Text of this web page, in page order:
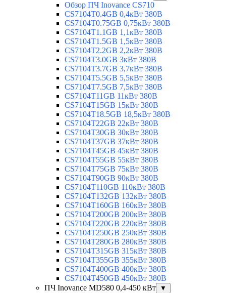
Обзор ПЧ Inovance CS710
CS7104T0.4GB 0,4кВт 380В
CS7104T0.75GB 0,75кВт 380В
CS7104T1.1GB 1,1кВт 380В
CS7104T1.5GB 1,5кВт 380В
CS7104T2.2GB 2,2кВт 380В
CS7104T3.0GB 3кВт 380В
CS7104T3.7GB 3,7кВт 380В
CS7104T5.5GB 5,5кВт 380В
CS7104T7.5GB 7,5кВт 380В
CS7104T11GB 11кВт 380В
CS7104T15GB 15кВт 380В
CS7104T18.5GB 18,5кВт 380В
CS7104T22GB 22кВт 380В
CS7104T30GB 30кВт 380В
CS7104T37GB 37кВт 380В
CS7104T45GB 45кВт 380В
CS7104T55GB 55кВт 380В
CS7104T75GB 75кВт 380В
CS7104T90GB 90кВт 380В
CS7104T110GB 110кВт 380В
CS7104T132GB 132кВт 380В
CS7104T160GB 160кВт 380В
CS7104T200GB 200кВт 380В
CS7104T220GB 220кВт 380В
CS7104T250GB 250кВт 380В
CS7104T280GB 280кВт 380В
CS7104T315GB 315кВт 380В
CS7104T355GB 355кВт 380В
CS7104T400GB 400кВт 380В
CS7104T450GB 450кВт 380В
ПЧ Inovance MD580 0,4-450 кВт
▼